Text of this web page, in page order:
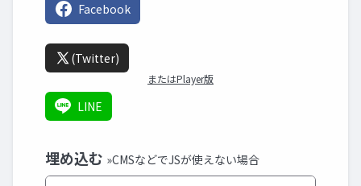
Facebook
(Twitter)
またはPlayer版
LINE
埋め込む »CMSなどでJSが使えない場合